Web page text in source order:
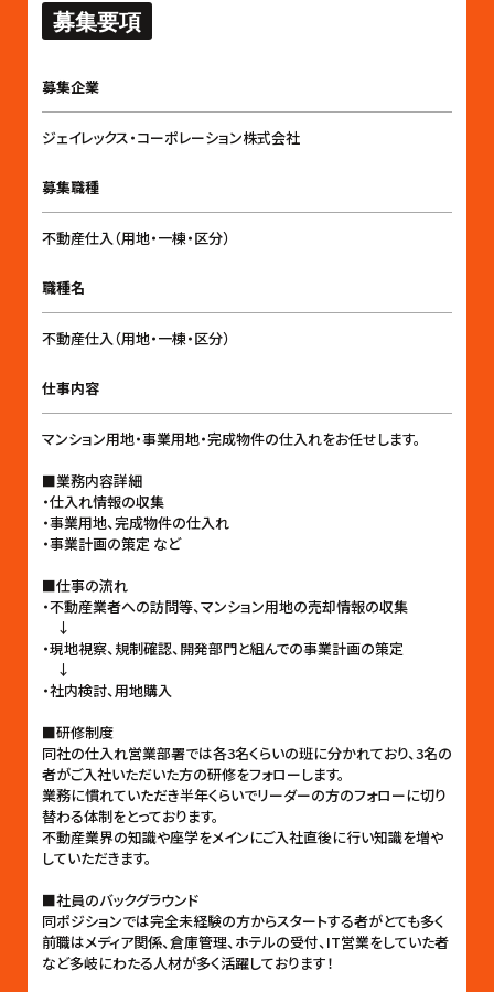
募集要項
募集企業
ジェイレックス・コーポレーション株式会社
募集職種
不動産仕入（用地・一棟・区分）
職種名
不動産仕入（用地・一棟・区分）
仕事内容
マンション用地・事業用地・完成物件の仕入れをお任せします。
■業務内容詳細
・仕入れ情報の収集
・事業用地、完成物件の仕入れ
・事業計画の策定 など
■仕事の流れ
・不動産業者への訪問等、マンション用地の売却情報の収集
↓
・現地視察、規制確認、開発部門と組んでの事業計画の策定
↓
・社内検討、用地購入
■研修制度
同社の仕入れ営業部署では各3名くらいの班に分かれており、3名の
者がご入社いただいた方の研修をフォローします。
業務に慣れていただき半年くらいでリーダーの方のフォローに切り
替わる体制をとっております。
不動産業界の知識や座学をメインにご入社直後に行い知識を増や
していただきます。
■社員のバックグラウンド
同ポジションでは完全未経験の方からスタートする者がとても多く
前職はメディア関係、倉庫管理、ホテルの受付、IT営業をしていた者
など多岐にわたる人材が多く活躍しております！